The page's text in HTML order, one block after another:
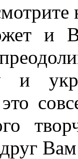
и
и
Вам